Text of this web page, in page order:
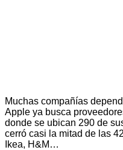
Muchas compañías
Apple ya busca
donde se ubican 290 de
cerró casi la mitad de las
Ikea, H&M…